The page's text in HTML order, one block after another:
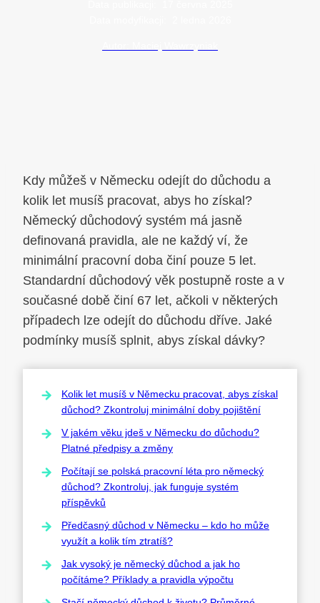
Kdy můžeš v Německu odejít do důchodu a
kolik let musíš pracovat, abys ho získal?
Německý důchodový systém má jasně
definovaná pravidla, ale ne každý ví, že
minimální pracovní doba činí pouze 5 let.
Standardní důchodový věk postupně roste a v
současné době činí 67 let, ačkoli v některých
případech lze odejít do důchodu dříve. Jaké
podmínky musíš splnit, abys získal dávky?
Kolik let musíš v Německu pracovat, abys získal
důchod? Zkontroluj minimální doby pojištění
V jakém věku jdeš v Německu do důchodu?
Platné předpisy a změny
Počítají se polská pracovní léta pro německý
důchod? Zkontroluj, jak funguje systém
příspěvků
Předčasný důchod v Německu – kdo ho může
využít a kolik tím ztratíš?
Jak vysoký je německý důchod a jak ho
počítáme? Příklady a pravidla výpočtu